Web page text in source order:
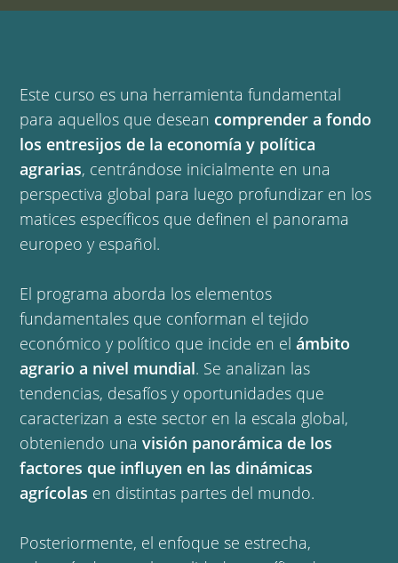
Este curso es una herramienta fundamental
para aquellos que desean comprender a fondo
los entresijos de la economía y política
agrarias, centrándose inicialmente en una
perspectiva global para luego profundizar en los
matices específicos que definen el panorama
europeo y español.
El programa aborda los elementos
fundamentales que conforman el tejido
económico y político que incide en el ámbito
agrario a nivel mundial. Se analizan las
tendencias, desafíos y oportunidades que
caracterizan a este sector en la escala global,
obteniendo una visión panorámica de los
factores que influyen en las dinámicas
agrícolas en distintas partes del mundo.
Posteriormente, el enfoque se estrecha,